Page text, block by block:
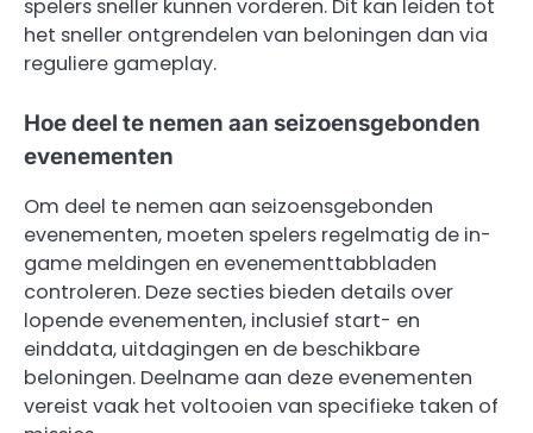
spelers sneller kunnen vorderen. Dit kan leiden tot
het sneller ontgrendelen van beloningen dan via
reguliere gameplay.
Hoe deel te nemen aan seizoensgebonden
evenementen
Om deel te nemen aan seizoensgebonden
evenementen, moeten spelers regelmatig de in-
game meldingen en evenementtabbladen
controleren. Deze secties bieden details over
lopende evenementen, inclusief start- en
einddata, uitdagingen en de beschikbare
beloningen. Deelname aan deze evenementen
vereist vaak het voltooien van specifieke taken of